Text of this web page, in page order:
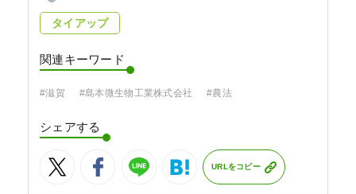
タイアップ
関連キーワード
#滋賀 #島本微生物工業株式会社 #農法
シェアする
URLをコピー